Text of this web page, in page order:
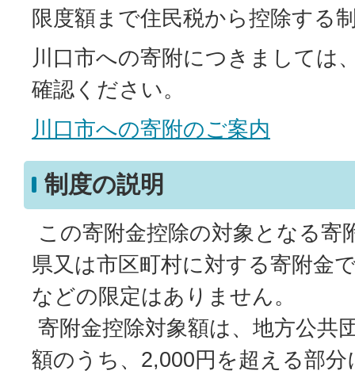
限度額まで住民税から控除する
川口市への寄附につきましては
確認ください。
川口市への寄附のご案内
制度の説明
この寄附金控除の対象となる寄
県又は市区町村に対する寄附金
などの限定はありません。
寄附金控除対象額は、地方公共
額のうち、2,000円を超える部